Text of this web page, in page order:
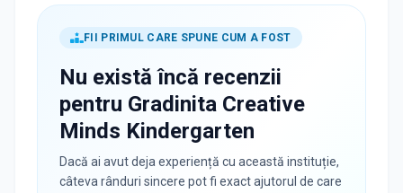
FII PRIMUL CARE SPUNE CUM A FOST
Nu există încă recenzii
pentru Gradinita Creative
Minds Kindergarten
Dacă ai avut deja experiență cu această instituție,
câteva rânduri sincere pot fi exact ajutorul de care